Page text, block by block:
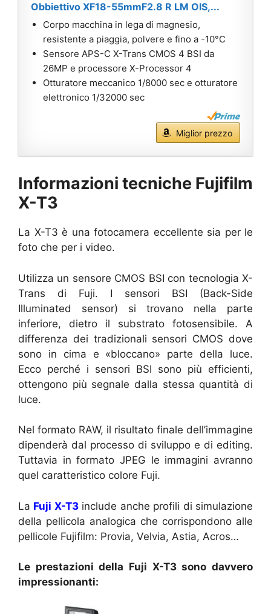
Obbiettivo XF18-55mmF2.8 R LM OIS,...
Corpo macchina in lega di magnesio,
resistente a piaggia, polvere e fino a -10°C
Sensore APS-C X-Trans CMOS 4 BSI da
26MP e processore X-Processor 4
Otturatore meccanico 1/8000 sec e otturatore
elettronico 1/32000 sec
Miglior prezzo
Informazioni tecniche Fujifilm
X-T3
La X-T3 è una fotocamera eccellente sia per le
foto che per i video.
Utilizza un sensore CMOS BSI con tecnologia X-
Trans di Fuji. I sensori BSI (Back-Side
Illuminated sensor) si trovano nella parte
inferiore, dietro il substrato fotosensibile. A
differenza dei tradizionali sensori CMOS dove
sono in cima e «bloccano» parte della luce.
Ecco perché i sensori BSI sono più efficienti,
ottengono più segnale dalla stessa quantità di
luce.
Nel formato RAW, il risultato finale dell’immagine
dipenderà dal processo di sviluppo e di editing.
Tuttavia in formato JPEG le immagini avranno
quel caratteristico colore Fuji.
La Fuji X-T3include anche profili di simulazione
della pellicola analogica che corrispondono alle
pellicole Fujifilm: Provia, Velvia, Astia, Acros…
Le prestazioni della Fuji X-T3 sono davvero
impressionanti: